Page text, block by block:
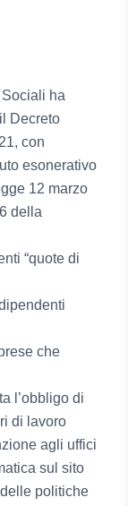
Sociali ha
Decreto
con
esonerativo
12 marzo
della
“quote di
che
l’obbligo di
di lavoro
agli uffici
sul sito
politiche